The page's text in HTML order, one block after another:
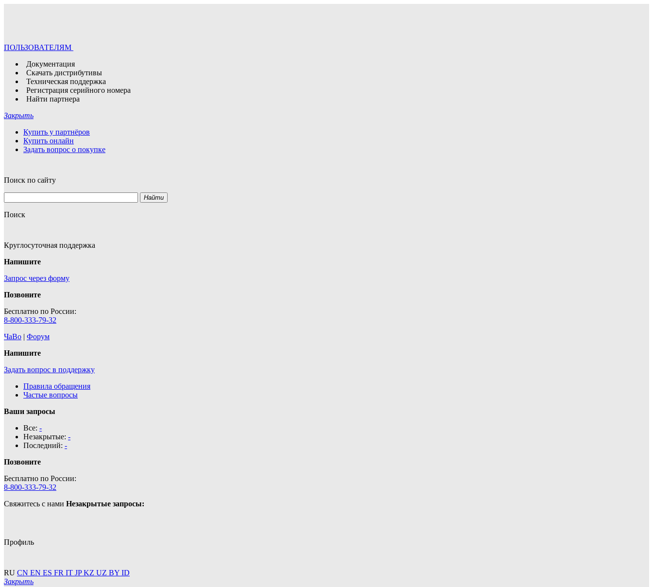
ПОЛЬЗОВАТЕЛЯМ
Документация
Скачать дистрибутивы
Техническая поддержка
Регистрация серийного номера
Найти партнера
Закрыть
Купить у партнёров
Купить онлайн
Задать вопрос о покупке
Поиск по сайту
Найти
Поиск
Круглосуточная поддержка
Напишите
Запрос через форму
Позвоните
Бесплатно по России:
8-800-333-79-32
ЧаВо | Форум
Напишите
Задать вопрос в поддержку
Правила обращения
Частые вопросы
Ваши запросы
Все: -
Незакрытые: -
Последний: -
Позвоните
Бесплатно по России:
8-800-333-79-32
Свяжитесь с нами Незакрытые запросы:
Профиль
RU CN EN ES FR IT JPKZ UZ BY ID
Закрыть